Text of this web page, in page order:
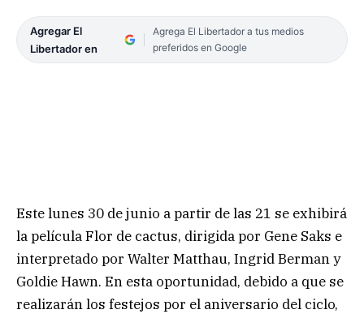
Agregar El
Libertador en
Agrega El Libertador a tus medios
preferidos en Google
Este lunes 30 de junio a partir de las 21 se exhibirá
la película Flor de cactus, dirigida por Gene Saks e
interpretado por Walter Matthau, Ingrid Berman y
Goldie Hawn. En esta oportunidad, debido a que se
realizarán los festejos por el aniversario del ciclo,